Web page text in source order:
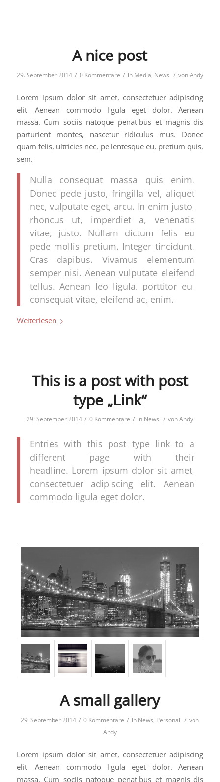
A nice post
29. September 2014 / 0 Kommentare / in Media, News / vonAndy
Lorem ipsum dolor sit amet, consectetuer adipiscing
elit. Aenean commodo ligula eget dolor. Aenean
massa. Cum sociis natoque penatibus et magnis dis
parturient montes, nascetur ridiculus mus. Donec
quam felis, ultricies nec, pellentesque eu, pretium quis,
sem.
Nulla consequat massa quis enim.
Donec pede justo, fringilla vel, aliquet
nec, vulputate eget, arcu. In enim justo,
rhoncus ut, imperdiet a, venenatis
vitae, justo. Nullam dictum felis eu
pede mollis pretium. Integer tincidunt.
Cras dapibus. Vivamus elementum
semper nisi. Aenean vulputate eleifend
tellus. Aenean leo ligula, porttitor eu,
consequat vitae, eleifend ac, enim.
Weiterlesen
This is a post with post
type „Link“
29. September 2014 / 0 Kommentare / in News / vonAndy
Entries with this post type link to a
different page with their
headline. Lorem ipsum dolor sit amet,
consectetuer adipiscing elit. Aenean
commodo ligula eget dolor.
A small gallery
29. September 2014 / 0 Kommentare / in News, Personal / von
Andy
Lorem ipsum dolor sit amet, consectetuer adipiscing
elit. Aenean commodo ligula eget dolor. Aenean
massa. Cum sociis natoque penatibus et magnis dis